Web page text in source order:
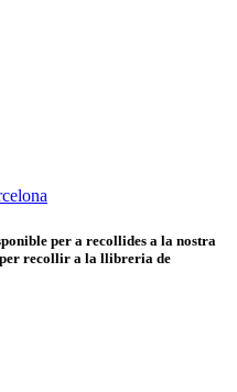
per a recollides a la nostra
per recollir a la llibreria de